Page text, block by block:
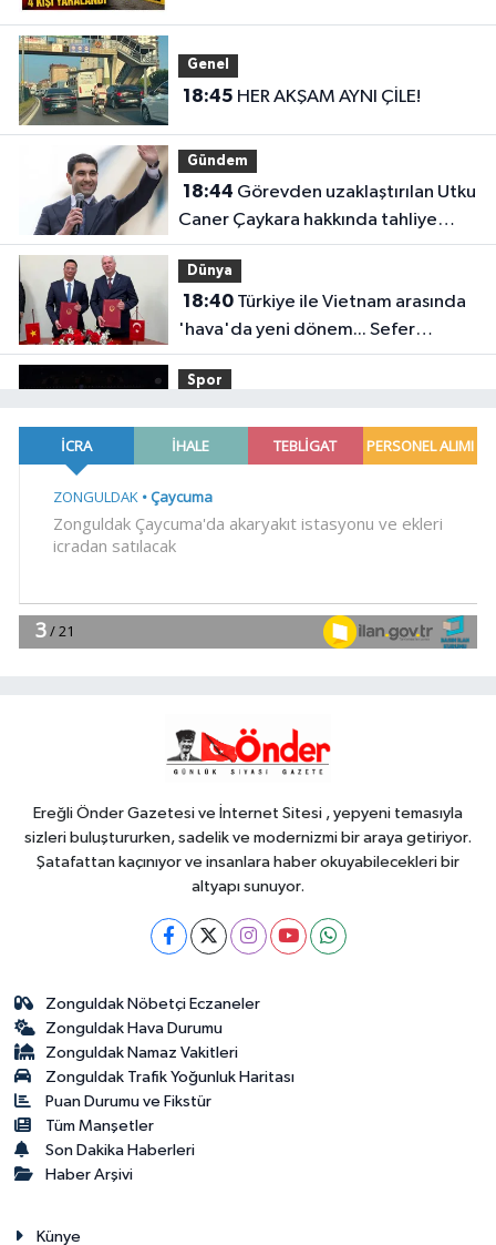
Genel
18:45 HER AKŞAM AYNI ÇİLE!
Gündem
18:44
Caner Çaykara hakkında tahliye
kararı
Dünya
18:40Türkiye ile Vietnam arasında
'hava'da yeni dönem... Sefer
kapasitesi artırıldı
Spor
başladı
18:29TÜBİTAK 1707 programında
18:18
riskine karşı videolu uyarı
Ereğli Önder Gazetesi ve İnternet Sitesi , yepyeni temasıyla
sizleri buluştururken, sadelik ve modernizmi bir araya getiriyor.
Şatafattan kaçınıyor ve insanlara haber okuyabilecekleri bir
altyapı sunuyor.
Zonguldak Nöbetçi Eczaneler
Zonguldak Hava Durumu
Zonguldak Namaz Vakitleri
Zonguldak Trafik Yoğunluk Haritası
Puan Durumu ve Fikstür
Tüm Manşetler
Son Dakika Haberleri
Haber Arşivi
Künye